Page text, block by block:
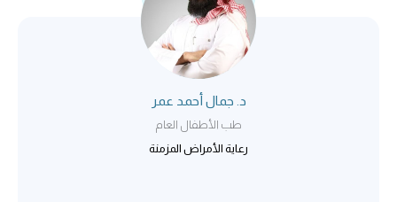
د. جمال أحمد عمر
طب الأطفال العام
رعاية الأمراض المزمنة